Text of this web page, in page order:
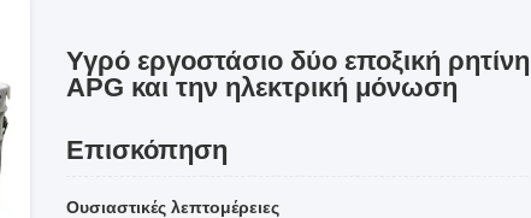
Υγρό εργοστάσιο δύο εποξική
APG και την ηλεκτρική μόνωση
Επισκόπηση
Ουσιαστικές λεπτομέρειες